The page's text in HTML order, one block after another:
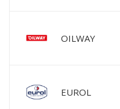
OILWAY
EUROL